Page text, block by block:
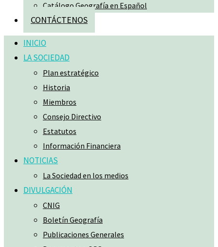
Catálogo Geografía en Español
CONTÁCTENOS
INICIO
LA SOCIEDAD
Plan estratégico
Historia
Miembros
Consejo Directivo
Estatutos
Información Financiera
NOTICIAS
La Sociedad en los medios
DIVULGACIÓN
CNIG
Boletín Geografía
Publicaciones Generales